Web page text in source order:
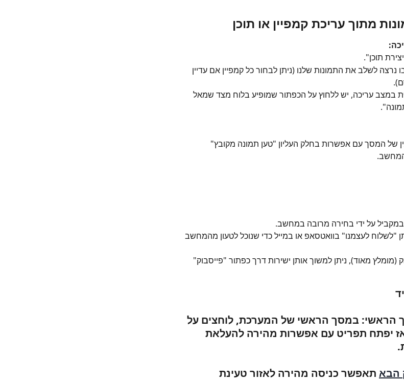
מתוך עריכת קמפיין או תוכן
תוכן".
נרצה לשלב את התמונות שלנו (ניתן לבחור כל קמפיין אם עדיין
במצב עריכה, יש ללחוץ על הכפתור שמופיע בלוח מצד שמאל
של המסך עם אפשרות בחלק העליון "טען תמונה מקובץ"
"לשלוח לעצמנו" בוואטסאפ או במייל כדי שנוכל לטעון מהמחשב
(מומלץ מאוד), ניתן למשוך אותן ישירות דרך כפתור "פייסבוק"
הראשי: במסך הראשי של המערכת, לוחצים על
יפתח תפריט עם אפשרות מהירה להעלאת
הבא תאפשר כניסה מהירה לאזור טעינת